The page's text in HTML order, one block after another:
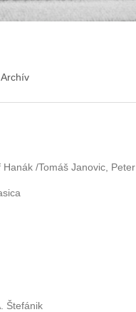
Archív
/Tomáš Janovic, Peter
Štefánik